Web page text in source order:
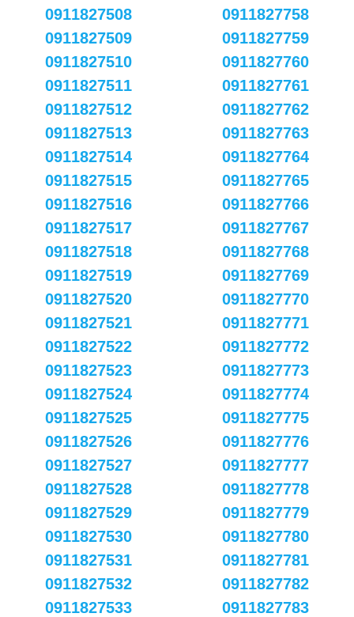
0911827508
0911827509
0911827510
0911827511
0911827512
0911827513
0911827514
0911827515
0911827516
0911827517
0911827518
0911827519
0911827520
0911827521
0911827522
0911827523
0911827524
0911827525
0911827526
0911827527
0911827528
0911827529
0911827530
0911827531
0911827532
0911827533
0911827758
0911827759
0911827760
0911827761
0911827762
0911827763
0911827764
0911827765
0911827766
0911827767
0911827768
0911827769
0911827770
0911827771
0911827772
0911827773
0911827774
0911827775
0911827776
0911827777
0911827778
0911827779
0911827780
0911827781
0911827782
0911827783